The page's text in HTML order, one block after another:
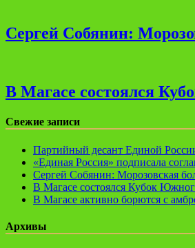
Сергей Собянин:
В Магасе состоялся
Свежие записи
Партийный десант Единой
«Единая Россия» подписала
Сергей Собянин: Морозовская
В Магасе состоялся Кубок
В Магасе активно борются с
Архивы